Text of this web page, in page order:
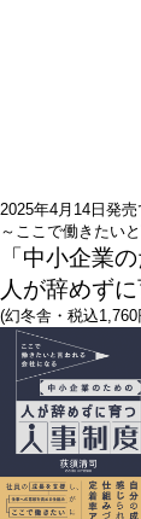
2025年4月14日発売
～ここで働きたい
「中小企業
人が辞めずに
(幻冬舎・税込1,760